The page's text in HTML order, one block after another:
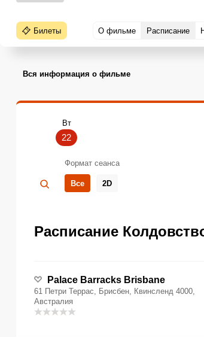
Билеты О фильме Расписание
Вся информация о фильме
Вт
22
Формат сеанса
Все 2D
Расписание
Palace Barracks Brisbane
61 Петри Террас, Брисбен, Квинсленд 4000,
Австралия